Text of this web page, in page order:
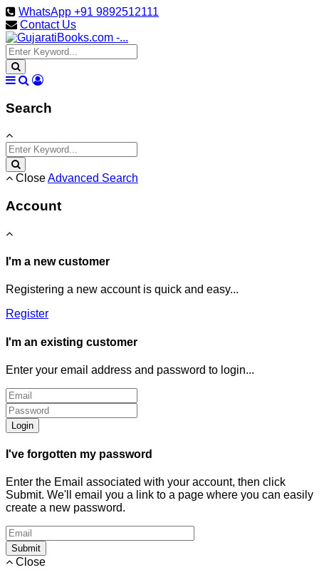
WhatsApp +91 9892512111
Contact Us
Search
CloseAdvanced Search
Account
I'm a new customer
Registering a new account is quick and easy...
Register
I'm an existing customer
Enter your email address and password to login...
Login
I've forgotten my password
Enter the Email associated with your account, then click
Submit. We'll email you a link to a page where you can easily
create a new password.
Submit
Close